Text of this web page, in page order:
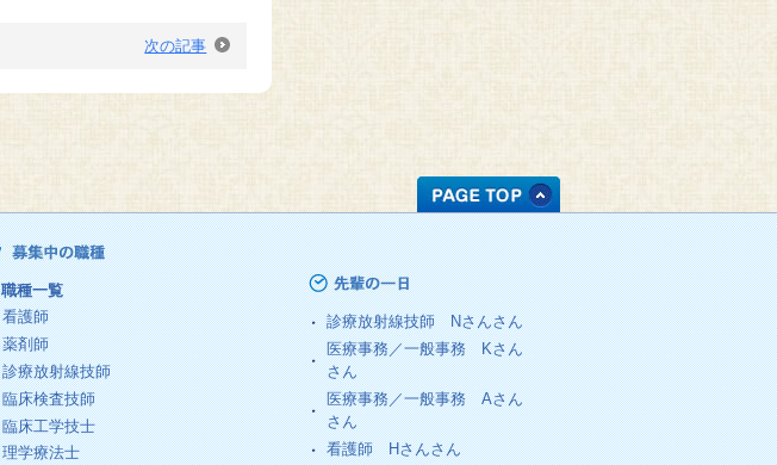
次の記事
職種一覧
看護師
薬剤師
診療放射線技師
臨床検査技師
臨床工学技士
理学療法士
診療放射線技師Nさんさん
医療事務／一般事務Kさん
さん
医療事務／一般事務Aさん
さん
看護師Hさんさん